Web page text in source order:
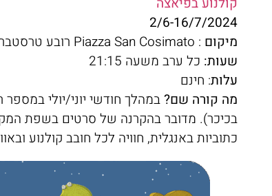
2/6-16/7/2024
מיקום : Piazza San Cosimato רובע טרסטברה או Monte Ciocci רובע פראטי
שעות: כל ערב משעה 21:15
עלות: חינם
מה קורה שם?במהלך חודשי יוני/יולי במספר
בכיכר). מדובר בהקרנה של סרטים בשפת
כתוביות באנגלית, חוויה לכל חובב קולנוע